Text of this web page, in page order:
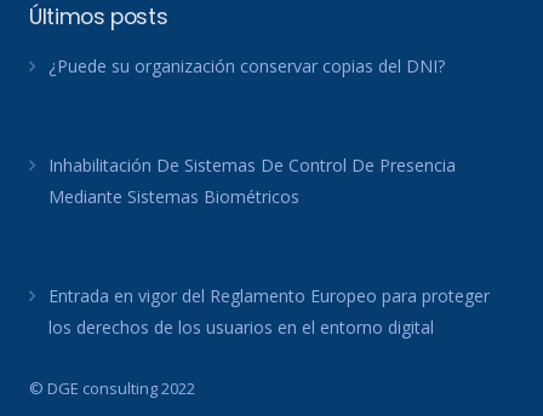
Últimos posts
¿Puede su organización conservar copias del DNI?
Inhabilitación De Sistemas De Control De Presencia
Mediante Sistemas Biométricos
Entrada en vigor del Reglamento Europeo para proteger
los derechos de los usuarios en el entorno digital
© DGE consulting 2022